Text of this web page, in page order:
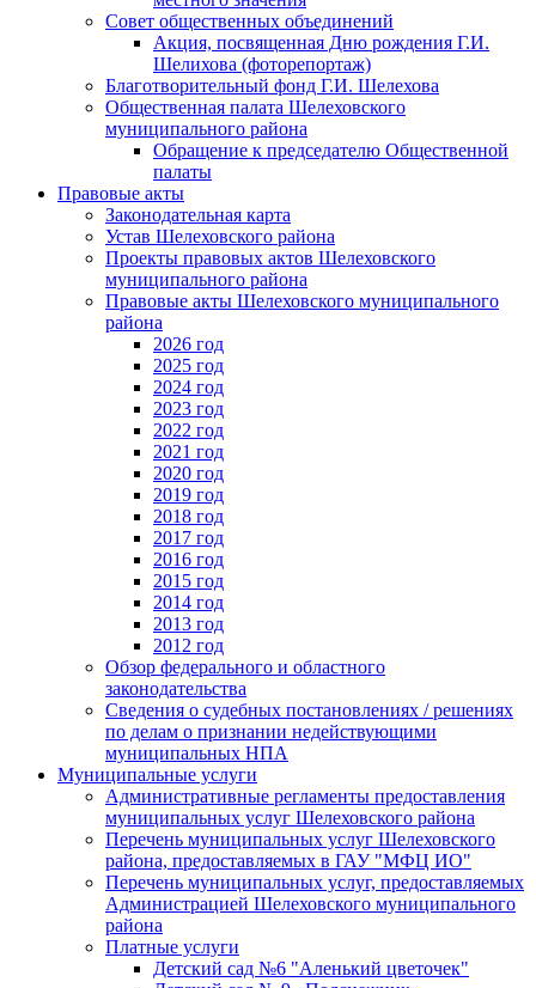
Совет общественных объединений
Акция, посвященная Дню рождения Г.И.
Шелихова (фоторепортаж)
Благотворительный фонд Г.И. Шелехова
Общественная палата Шелеховского
муниципального района
Обращение к председателю Общественной
палаты
Правовые акты
Законодательная карта
Устав Шелеховского района
Проекты правовых актов Шелеховского
муниципального района
Правовые акты Шелеховского муниципального
района
2026 год
2025 год
2024 год
2023 год
2022 год
2021 год
2020 год
2019 год
2018 год
2017 год
2016 год
2015 год
2014 год
2013 год
2012 год
Обзор федерального и областного
законодательства
Сведения о судебных постановлениях / решениях
по делам о признании недействующими
муниципальных НПА
Муниципальные услуги
Административные регламенты предоставления
муниципальных услуг Шелеховского района
Перечень муниципальных услуг Шелеховского
района, предоставляемых в ГАУ "МФЦ ИО"
Перечень муниципальных услуг, предоставляемых
Администрацией Шелеховского муниципального
района
Платные услуги
Детский сад №6 "Аленький цветочек"